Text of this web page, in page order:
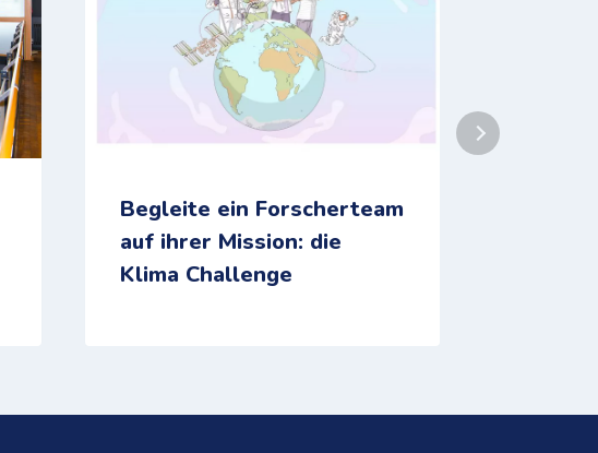
Begleite ein Forscherteam
auf ihrer Mission: die
Klima Challenge